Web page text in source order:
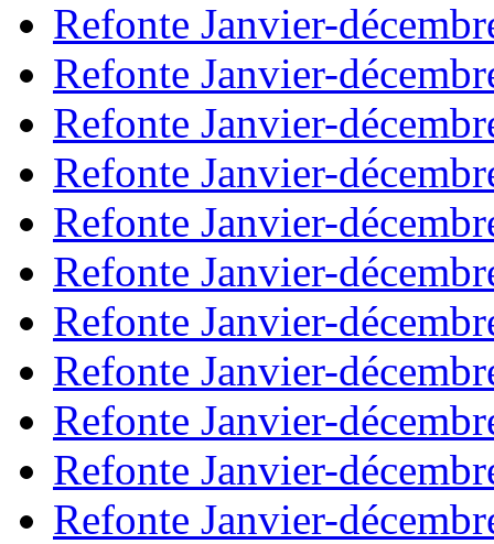
Refonte Janvier-
Refonte Janvier-
Refonte Janvier-
Refonte Janvier-
Refonte Janvier-
Refonte Janvier-
Refonte Janvier-
Refonte Janvier-
Refonte Janvier-
Refonte Janvier-
Refonte Janvier-